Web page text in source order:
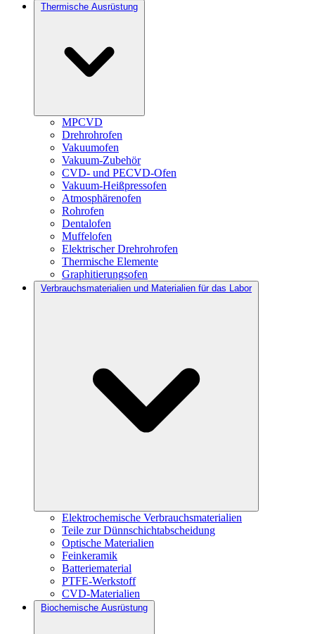
Thermische Ausrüstung
MPCVD
Drehrohrofen
Vakuumofen
Vakuum-Zubehör
CVD- und PECVD-Ofen
Vakuum-Heißpressofen
Atmosphärenofen
Rohrofen
Dentalofen
Muffelofen
Elektrischer Drehrohrofen
Thermische Elemente
Graphitierungsofen
Verbrauchsmaterialien und Materialien für das Labor
Elektrochemische Verbrauchsmaterialien
Teile zur Dünnschichtabscheidung
Optische Materialien
Feinkeramik
Batteriematerial
PTFE-Werkstoff
CVD-Materialien
Biochemische Ausrüstung